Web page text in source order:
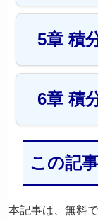
5章 積
6章 積
この記
本記事は、無料